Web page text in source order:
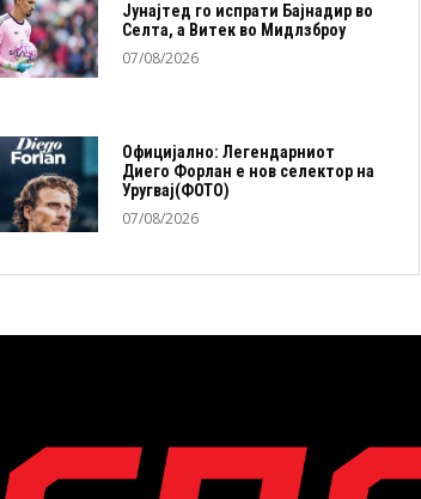
Јунајтед го испрати Бајнадир во
Селта, а Витек во Мидлзброу
07/08/2026
Официјално: Легендарниот
Диего Форлан е нов селектор на
Уругвај(ФОТО)
07/08/2026